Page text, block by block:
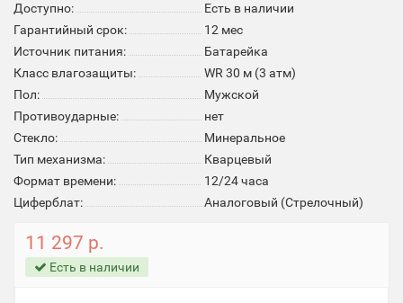
Доступно:
Есть в наличии
Гарантийный срок:
12 мес
Источник питания:
Батарейка
Класс влагозащиты:
WR 30 м (3 атм)
Пол:
Мужской
Противоударные:
нет
Стекло:
Минеральное
Тип механизма:
Кварцевый
Формат времени:
12/24 часа
Циферблат:
Аналоговый (Стрелочный)
11 297 р.
Есть в наличии